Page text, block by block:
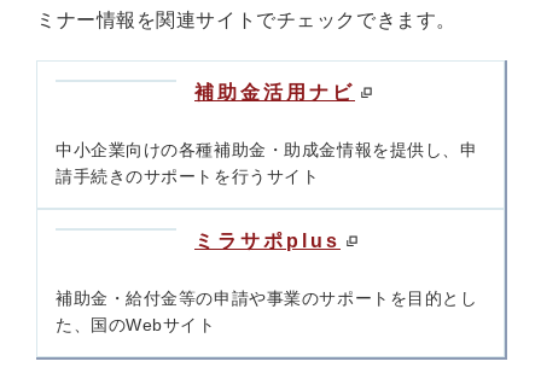
ミナー情報を関連サイトでチェックできます。
補助金活用ナビ
中小企業向けの各種補助金・助成金情報を提供し、申
請手続きのサポートを行うサイト
ミラサポplus
補助金・給付金等の申請や事業のサポートを目的とし
た、国のWebサイト